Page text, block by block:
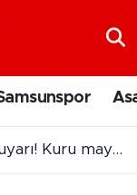
mayo kullanın